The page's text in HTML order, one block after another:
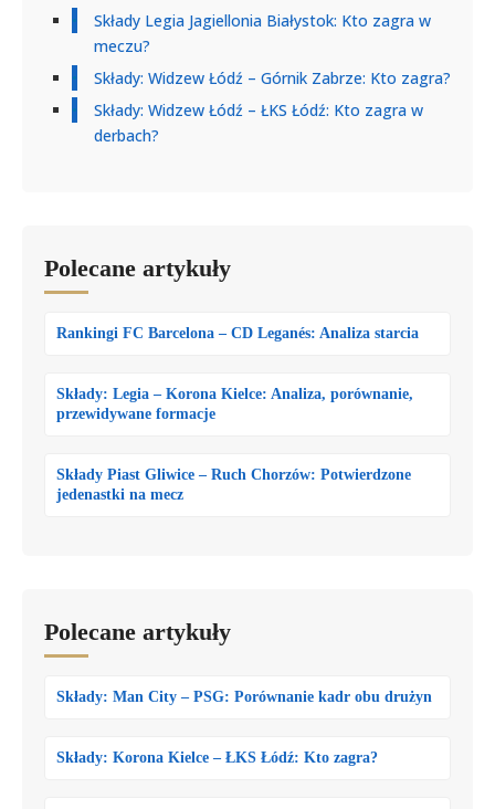
Składy Legia Jagiellonia Białystok: Kto zagra w
meczu?
Składy: Widzew Łódź – Górnik Zabrze: Kto zagra?
Składy: Widzew Łódź – ŁKS Łódź: Kto zagra w
derbach?
Polecane artykuły
Rankingi FC Barcelona – CD Leganés: Analiza starcia
Składy: Legia – Korona Kielce: Analiza, porównanie,
przewidywane formacje
Składy Piast Gliwice – Ruch Chorzów: Potwierdzone
jedenastki na mecz
Polecane artykuły
Składy: Man City – PSG: Porównanie kadr obu drużyn
Składy: Korona Kielce – ŁKS Łódź: Kto zagra?